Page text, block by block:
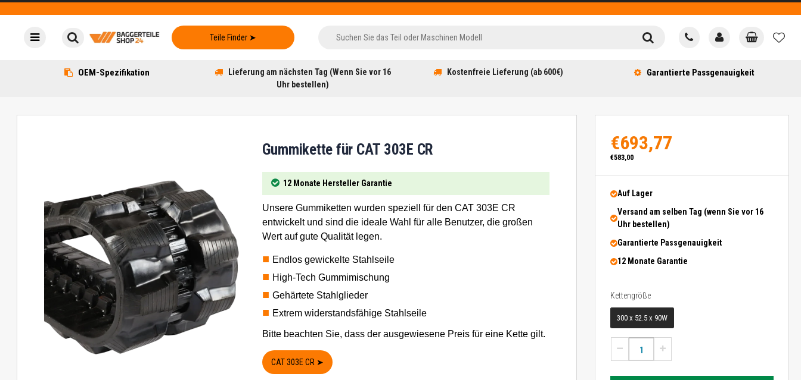
OEM-Spezifikation
Lieferung am nächsten Tag (Wenn Sie vor 16
Uhr bestellen)
Kostenfreie Lieferung (ab 600€) Garantierte Passgenauigkeit
Gummikette für CAT 303E CR
12 Monate Hersteller Garantie
Unsere Gummiketten wurden speziell für den CAT 303E CR
entwickelt und sind die ideale Wahl für alle Benutzer, die großen
Wert auf gute Qualität legen.
Endlos gewickelte Stahlseile
High-Tech Gummimischung
Gehärtete Stahlglieder
Extrem widerstandsfähige Stahlseile
Bitte beachten Sie, dass der ausgewiesene Preis für eine Kette gilt.
CAT 303E CR ➤
€693,77
€583,00
Auf Lager
Versand am selben Tag (wenn Sie vor 16
Uhr bestellen)
Garantierte Passgenauigkeit
12 Monate Garantie
KettengrößeKettengröße
300 x 52.5 x 90W